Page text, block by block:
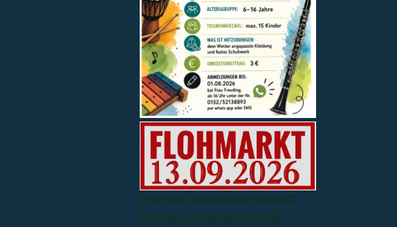
Floh- und Trödelmarkt in Massbach
Besuchen Sie uns auf Facebook!